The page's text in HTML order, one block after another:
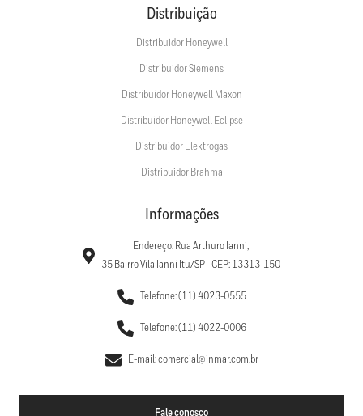
Distribuição
Distribuidor Honeywell
Distribuidor Siemens
Distribuidor Honeywell Maxon
Distribuidor Honeywell Eclipse
Distribuidor Elektrogas
Distribuidor Brahma
Informações
Endereço: Rua Arthuro Ianni,
35 Bairro Vila Ianni Itu/SP - CEP: 13313-150
Telefone: (11) 4023-0555
Telefone: (11) 4022-0006
E-mail: comercial@inmar.com.br
Fale conosco